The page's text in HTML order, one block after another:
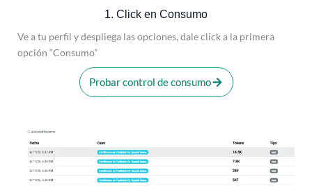
1. Click en Consumo
Ve a tu perfil y despliega las opciones, dale click a la primera
opción “Consumo”
Probar control de consumo